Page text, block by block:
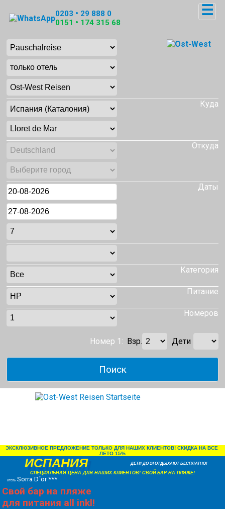
0203 • 29 888 0
0151 • 174 315 68
☰
Куда
Откуда
Даты
Категория
Питание
Номеров
Номер 1: Взр. Дети
ЭКСКЛЮЗИВНОЕ ПРЕДЛОЖЕНИЕ ТОЛЬКО ДЛЯ НАШИХ КЛИЕНТОВ! СКИДКА НА ВСЕ
ЛЕТО 15%
ИСПАНИЯ ДЕТИ ДО 14 ОТДЫХАЮТ БЕСПЛАТНО!
СПЕЦИАЛЬНАЯ ЦЕНА ДЛЯ НАШИХ КЛИЕНТОВ! СВОЙ БАР НА ПЛЯЖЕ!
отель Sorra D´or ***
Свой бар на пляже
для питания all inkl!